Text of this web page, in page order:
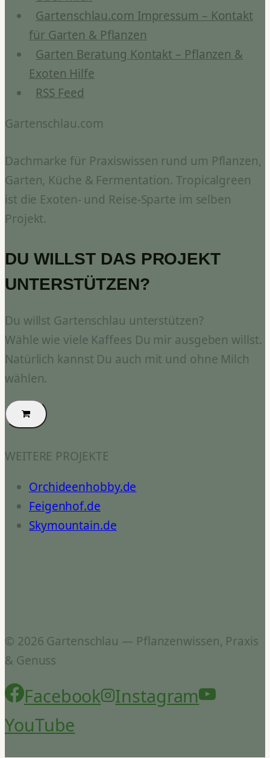
Gartenschlau.com Impressum – Kontakt
für Garten & Pflanzen
Garten Beratung Kontakt – Pflanzen &
Exoten Hilfe
RSS Feed
Gartenschlau.com
Dachmarke für Praxiswissen rund um Pflanzen,
Garten, Küche & Fermentation. Tropicalgreen
ist die Exoten- und Reise-Sparte im selben
Projekt.
DU WILLST DAS PROJEKT
UNTERSTÜTZEN?
Du willst Gartenschlau unterstützen?
Wähle wie viele Kaffees Du mir ausgeben willst.
Natürlich kannst Du auch mit und ohne Milch
wählen.
WEITERE PROJEKTE
Orchideenhobby.de
Feigenhof.de
Skymountain.de
© 2026 Gartenschlau — Pflanzenwissen, Praxis
& Genuss
Facebook
Instagram
YouTube